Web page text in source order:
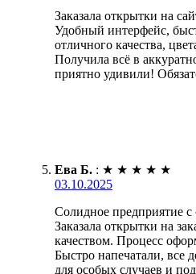
Заказала открытки на
Удобный интерфейс,
отличного качества,
Получила всё в
приятно удивили!
Ева Б. : ★ ★ ★ ★ ★
03.10.2025
Солидное предприятие
Заказала открытки на
качеством. Процесс
Быстро напечатали, все
для особых случаев и